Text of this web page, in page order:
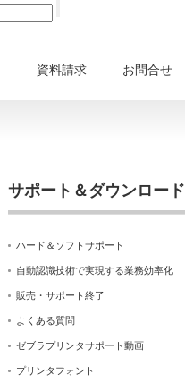
資料請求 お問合せ
サポート＆ダウンロード
ハード＆ソフトサポート
自動認識技術で実現する業務効率化
販売・サポート終了
よくある質問
ゼブラプリンタサポート動画
プリンタフォント